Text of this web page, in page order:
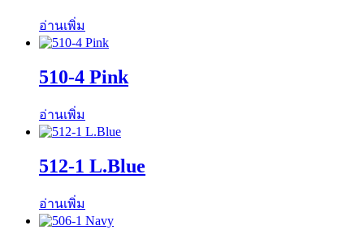
อ่านเพิ่ม
510-4 Pink
อ่านเพิ่ม
512-1 L.Blue
อ่านเพิ่ม